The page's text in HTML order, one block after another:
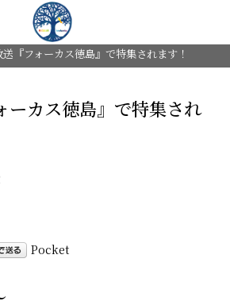
送『フォーカス徳島』で特集されます！
ーカス徳島』で特集され
Pocket